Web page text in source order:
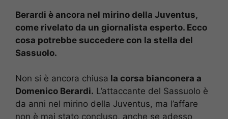
Berardi è ancora nel mirino della Juventus,
come rivelato da un giornalista esperto. Ecco
cosa potrebbe succedere con la stella del
Sassuolo.
Non si è ancora chiusa la corsa bianconera a
Domenico Berardi. L’attaccante del Sassuolo è
da anni nel mirino della Juventus, ma l’affare
non è mai stato concluso, anche se adesso